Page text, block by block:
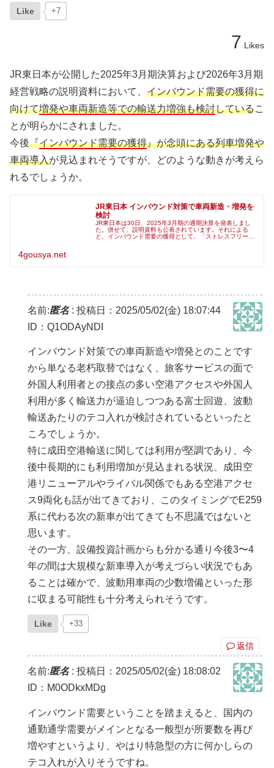
Like +7
7 Likes
JR東日本が公開した2025年3月期決算および2026年3月期
経営戦略の説明資料において、 インバウンド需要の獲得に
向けて増発や車両新造等での輸送力増強も検討しているこ
とが明らかにされました。
今後『インバウンド需要の獲得』が念頭にある列車増発や
車両導入が見込まれそうですが、どのような動きが考えら
れるでしょうか。
JR東日本 インバウンド対策で車両新造・増発を
検討
JR東日本は30日、2025年3月期の通期決算を発表しまし
た。併せて、説明資料も公表されています。それによる
と、インバウンド需要の獲得として、「ストレスフリーな
4gousya.net
名前:匿名: 投稿日：2025/05/02(金) 18:07:44
ID：Q1ODAyNDI
インバウンド対策での車両新造や増発とのことです
から単なる老朽取替ではなく、旅客サービスの面で
外国人利用者との接点の多い空港アクセスや外国人
利用が多く輸送力が逼迫しつつある富士回遊、波動
輸送あたりのテコ入れが検討されているといったと
ころでしょうか。
特に成田空港輸送に関しては利用が堅調であり、今
後中長期的にも利用増加が見込まれる状況、成田空
港リニューアルやライバル関係でもある空港アクセ
ス9両化も話が出てきており、このタイミングでE259
系に代わる次の新車が出てきても不思議ではないと
思います。
その一方、設備投資計画からも分かる通り今後3〜4
年の間は大規模な新車導入が考えづらい状況でもあ
ることは確かで、波動用車両の少数増備といった形
に収まる可能性も十分考えられそうです。
Like +33
返信
名前:匿名: 投稿日：2025/05/02(金) 18:08:02
ID：M0ODkxMDg
インバウンド需要ということを踏まえると、国内の
通勤通学需要がメインとなる一般型が所要数を再び
増やすというより、やはり特急型の方に何かしらの
テコ入れが入りそうですね。